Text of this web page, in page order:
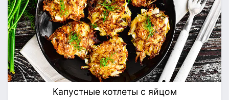
Капустные котлеты с яйцом